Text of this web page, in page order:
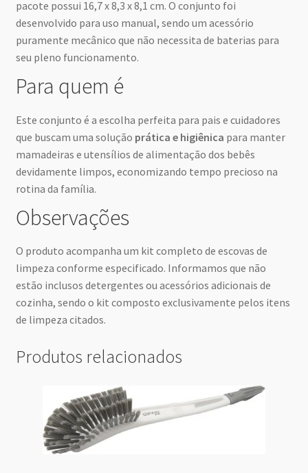
pacote possui 16,7 x 8,3 x 8,1 cm. O conjunto foi
desenvolvido para uso manual, sendo um acessório
puramente mecânico que não necessita de baterias para
seu pleno funcionamento.
Para quem é
Este conjunto é a escolha perfeita para pais e cuidadores
que buscam uma solução prática e higiênica para manter
mamadeiras e utensílios de alimentação dos bebês
devidamente limpos, economizando tempo precioso na
rotina da família.
Observações
O produto acompanha um kit completo de escovas de
limpeza conforme especificado. Informamos que não
estão inclusos detergentes ou acessórios adicionais de
cozinha, sendo o kit composto exclusivamente pelos itens
de limpeza citados.
Produtos relacionados